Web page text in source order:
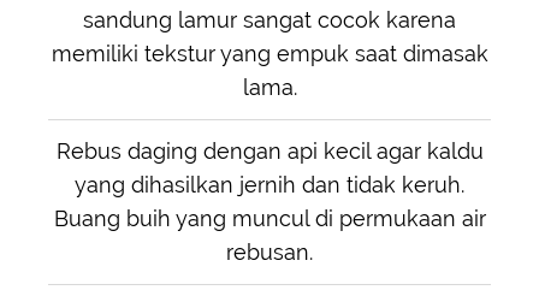
sandung lamur sangat cocok karena
memiliki tekstur yang empuk saat dimasak
lama.
Rebus daging dengan api kecil agar kaldu
yang dihasilkan jernih dan tidak keruh.
Buang buih yang muncul di permukaan air
rebusan.